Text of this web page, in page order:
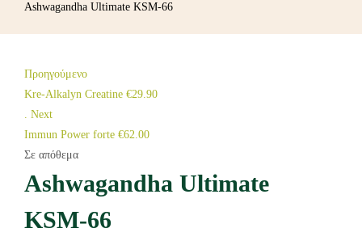
Ashwagandha Ultimate KSM-66
Προηγούμενο
Kre-Alkalyn Creatine €29.90
Next
Immun Power forte €62.00
Σε απόθεμα
Ashwagandha Ultimate
KSM-66